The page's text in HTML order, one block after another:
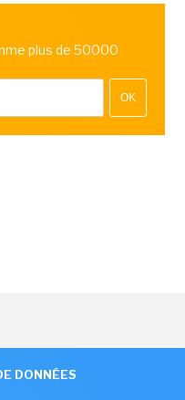
plus de 50000
OK
DONNÉES